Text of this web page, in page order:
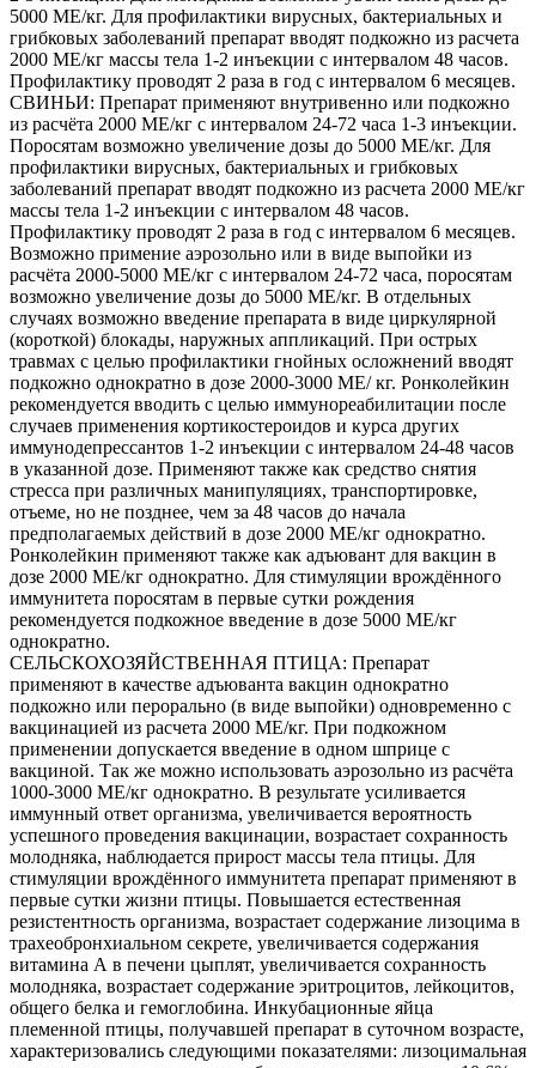
5000 МЕ/кг. Для профилактики вирусных, бактериальных и
грибковых заболеваний препарат вводят подкожно из расчета
2000 МЕ/кг массы тела 1-2 инъекции с интервалом 48 часов.
Профилактику проводят 2 раза в год с интервалом 6 месяцев.
СВИНЬИ: Препарат применяют внутривенно или подкожно
из расчёта 2000 МЕ/кг с интервалом 24-72 часа 1-3 инъекции.
Поросятам возможно увеличение дозы до 5000 МЕ/кг. Для
профилактики вирусных, бактериальных и грибковых
заболеваний препарат вводят подкожно из расчета 2000 МЕ/кг
массы тела 1-2 инъекции с интервалом 48 часов.
Профилактику проводят 2 раза в год с интервалом 6 месяцев.
Возможно примение аэрозольно или в виде выпойки из
расчёта 2000-5000 МЕ/кг с интервалом 24-72 часа, поросятам
возможно увеличение дозы до 5000 МЕ/кг. В отдельных
случаях возможно введение препарата в виде циркулярной
(короткой) блокады, наружных аппликаций. При острых
травмах с целью профилактики гнойных осложнений вводят
подкожно однократно в дозе 2000-3000 МЕ/ кг. Ронколейкин
рекомендуется вводить с целью иммунореабилитации после
случаев применения кортикостероидов и курса других
иммунодепрессантов 1-2 инъекции с интервалом 24-48 часов
в указанной дозе. Применяют также как средство снятия
стресса при различных манипуляциях, транспортировке,
отъеме, но не позднее, чем за 48 часов до начала
предполагаемых действий в дозе 2000 МЕ/кг однократно.
Ронколейкин применяют также как адъювант для вакцин в
дозе 2000 МЕ/кг однократно. Для стимуляции врождённого
иммунитета поросятам в первые сутки рождения
рекомендуется подкожное введение в дозе 5000 МЕ/кг
однократно.
СЕЛЬСКОХОЗЯЙСТВЕННАЯ ПТИЦА: Препарат
применяют в качестве адъюванта вакцин однократно
подкожно или перорально (в виде выпойки) одновременно с
вакцинацией из расчета 2000 МЕ/кг. При подкожном
применении допускается введение в одном шприце с
вакциной. Так же можно использовать аэрозольно из расчёта
1000-3000 МЕ/кг однократно. В результате усиливается
иммунный ответ организма, увеличивается вероятность
успешного проведения вакцинации, возрастает сохранность
молодняка, наблюдается прирост массы тела птицы. Для
стимуляции врождённого иммунитета препарат применяют в
первые сутки жизни птицы. Повышается естественная
резистентность организма, возрастает содержание лизоцима в
трахеобронхиальном секрете, увеличивается содержания
витамина А в печени цыплят, увеличивается сохранность
молодняка, возрастает содержание эритроцитов, лейкоцитов,
общего белка и гемоглобина. Инкубационные яйца
племенной птицы, получавшей препарат в суточном возрасте,
характеризовались следующими показателями: лизоцимальная